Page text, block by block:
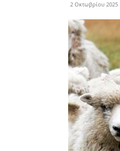
2 Οκτωβρίου 2025